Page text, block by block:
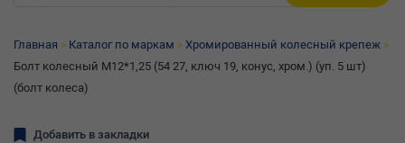
Главная Каталог по маркам
Хромированный колесный крепеж
Болт колесный М12*1,25 (54 27, ключ 19, конус, хром.) (уп. 5 шт)
(болт колеса)
Добавить в закладки